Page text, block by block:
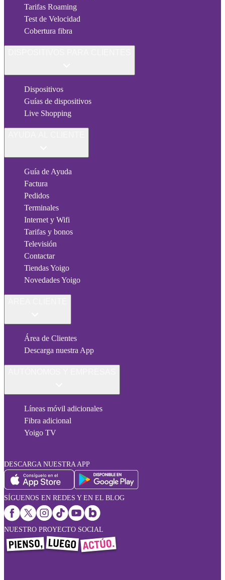
Tarifas Roaming
Test de Velocidad
Cobertura fibra
Dispositivos
Guías de dispositivos
Live Shopping
Guía de Ayuda
Factura
Pedidos
Terminales
Internet y Wifi
Tarifas y bonos
Televisión
Contactar
Tiendas Yoigo
Novedades Yoigo
Área de Clientes
Descarga nuestra App
Líneas móvil adicionales
Fibra adicional
Yoigo TV
DESCARGA NUESTRA APP
SÍGUENOS EN REDES Y EN EL BLOG
NUESTRO PROYECTO SOCIAL